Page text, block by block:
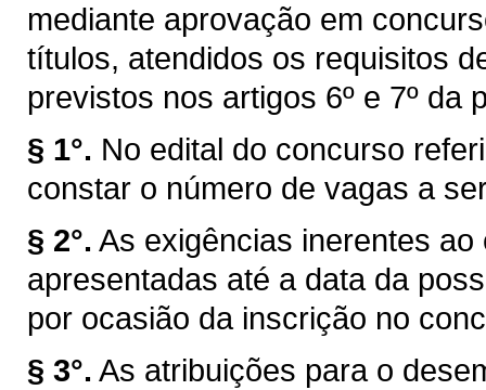
mediante aprovação em
títulos, atendidos os requisitos
previstos nos artigos 6º e 7º da
§ 1°. No edital do concurso
constar o número de vagas a
§ 2°. As exigências inerentes
apresentadas até a data da
por ocasião da inscrição no
§ 3°. As atribuições para o